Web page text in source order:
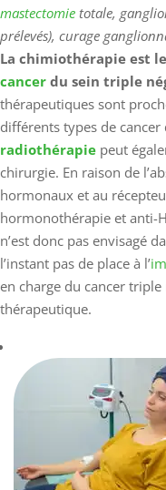
mastectomie totale,
prélevés), curage
La chimiothérapie est
cancer du sein triple
thérapeutiques sont
différents types de
radiothérapie peut
chirurgie. En raison de
hormonaux et au
hormonothérapie et anti-
n’est donc pas envisagé
l’instant pas de place à l’
en charge du cancer triple
thérapeutique.